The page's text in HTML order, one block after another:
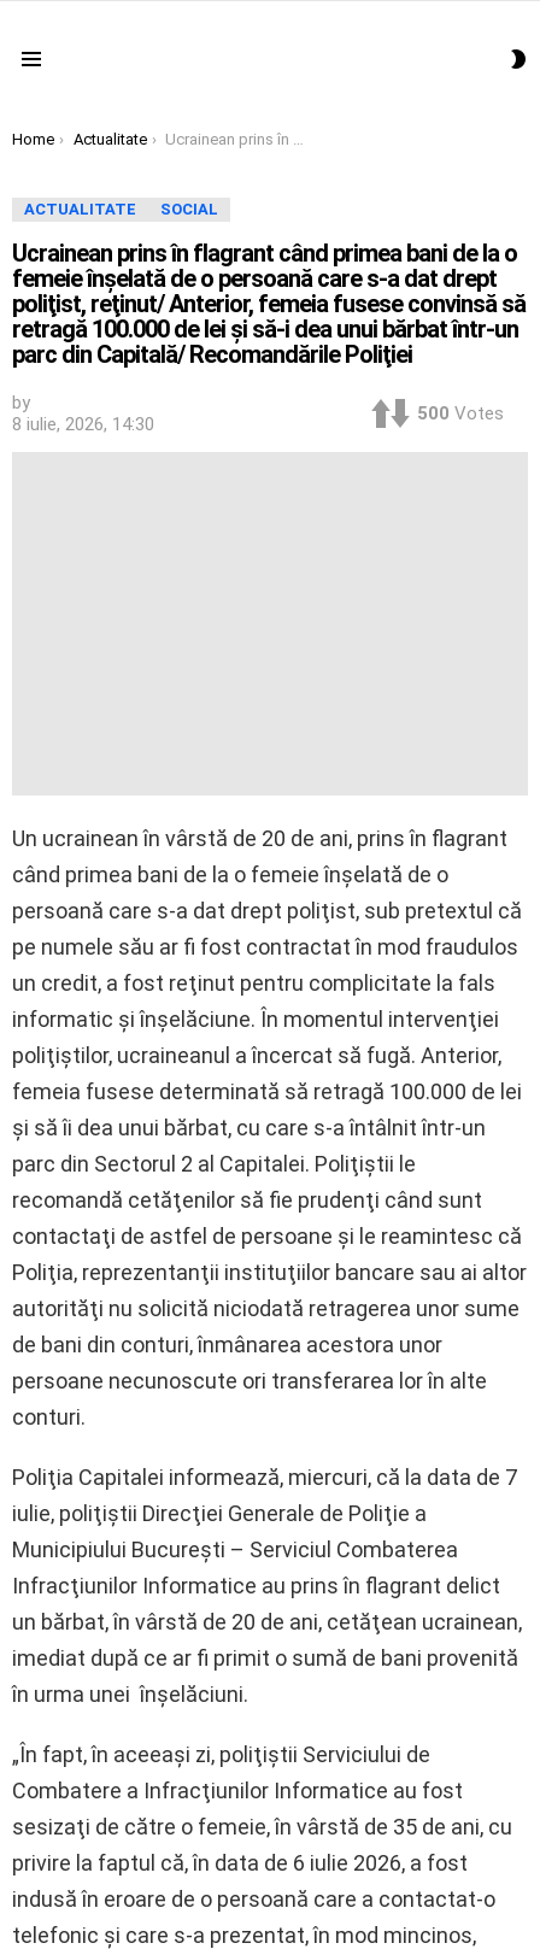
You are here:
Home Actualitate Ucrainean prins în flagrant când primea bani de la o femeie înşelată de o persoană care s-a dat drept poliţist, reţinut/ Anterior, femeia fusese convinsă să retragă 100.000 de lei şi să-i dea unui bărbat într-un parc din Capitală/ Recomandările Poliţiei
ACTUALITATE SOCIAL
Ucrainean prins în flagrant când primea bani de la o
femeie înşelată de o persoană care s-a dat drept
poliţist, reţinut/ Anterior, femeia fusese convinsă să
retragă 100.000 de lei şi să-i dea unui bărbat într-un
parc din Capitală/ Recomandările Poliţiei
by
8 iulie, 2026, 14:30
500 Votes
Un ucrainean în vârstă de 20 de ani, prins în flagrant
când primea bani de la o femeie înşelată de o
persoană care s-a dat drept poliţist, sub pretextul că
pe numele său ar fi fost contractat în mod fraudulos
un credit, a fost reţinut pentru complicitate la fals
informatic şi înşelăciune. În momentul intervenţiei
poliţiştilor, ucraineanul a încercat să fugă. Anterior,
femeia fusese determinată să retragă 100.000 de lei
şi să îi dea unui bărbat, cu care s-a întâlnit într-un
parc din Sectorul 2 al Capitalei. Poliţiştii le
recomandă cetăţenilor să fie prudenţi când sunt
contactaţi de astfel de persoane şi le reamintesc că
Poliţia, reprezentanţii instituţiilor bancare sau ai altor
autorităţi nu solicită niciodată retragerea unor sume
de bani din conturi, înmânarea acestora unor
persoane necunoscute ori transferarea lor în alte
conturi.
Poliţia Capitalei informează, miercuri, că la data de 7
iulie, poliţiştii Direcţiei Generale de Poliţie a
Municipiului Bucureşti – Serviciul Combaterea
Infracţiunilor Informatice au prins în flagrant delict
un bărbat, în vârstă de 20 de ani, cetăţean ucrainean,
imediat după ce ar fi primit o sumă de bani provenită
în urma unei înşelăciuni.
„În fapt, în aceeaşi zi, poliţiştii Serviciului de
Combatere a Infracţiunilor Informatice au fost
sesizaţi de către o femeie, în vârstă de 35 de ani, cu
privire la faptul că, în data de 6 iulie 2026, a fost
indusă în eroare de o persoană care a contactat-o
telefonic şi care s-a prezentat, în mod mincinos,